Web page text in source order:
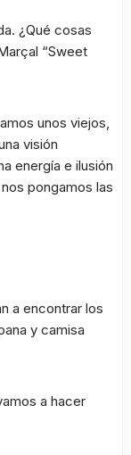
¿Qué cosas
“Sweet
unos viejos,
visión
energía e ilusión
pongamos las
a encontrar los
y camisa
a hacer